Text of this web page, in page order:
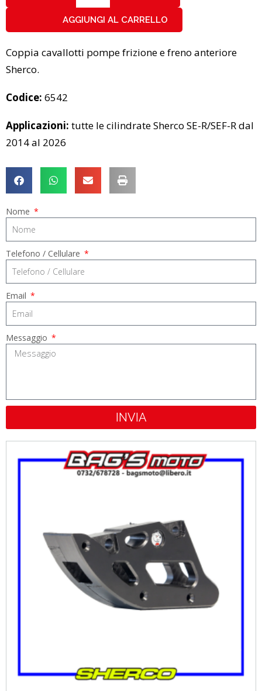
AGGIUNGI AL CARRELLO
Coppia cavallotti pompe frizione e freno anteriore
Sherco.
Codice: 6542
Applicazioni: tutte le cilindrate Sherco SE-R/SEF-R dal
2014 al 2026
Nome
Telefono / Cellulare
Email
Messaggio
INVIA